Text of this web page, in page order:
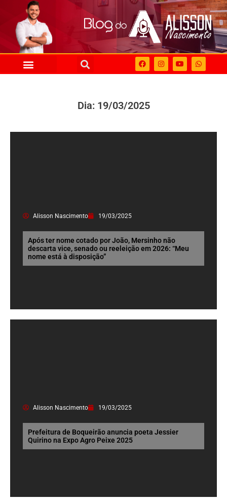
Dia: 19/03/2025
Alisson Nascimento 19/03/2025
Após ter nome cotado por João, Mersinho não
descarta vice, senado ou reeleição em 2026: “Meu
nome está à disposição”
Alisson Nascimento 19/03/2025
Prefeitura de Boqueirão anuncia poeta Jessier
Quirino na Expo Agro Peixe 2025